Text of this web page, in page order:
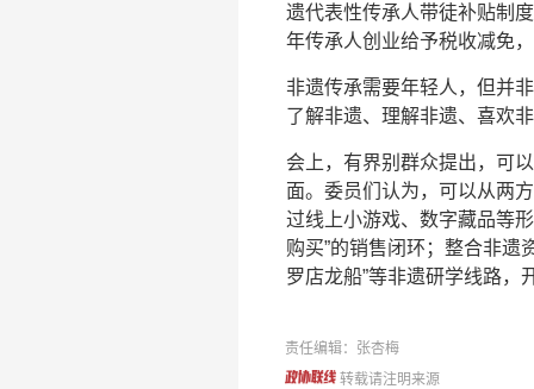
遗代表性传承人带徒补贴制
年传承人创业给予税收减免
非遗传承需要年轻人，但并
了解非遗、理解非遗、喜欢
会上，有界别群众提出，可
面。委员们认为，可以从两
过线上小游戏、数字藏品等
购买”的销售闭环；整合非
罗店龙船”等非遗研学线路，
责任编辑：张杏梅
转载请注明来源